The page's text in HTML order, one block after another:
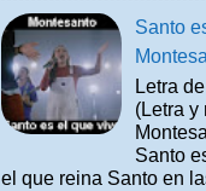
Santo
Letra
(Letra y
Santo
el que reina Santo en